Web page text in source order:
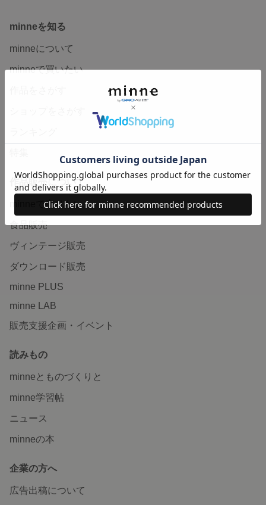
minneを知る
minneについて
minneで買いたい
作品販売について
minneで売りたい
食品販売
ヴィンテージ販売
ダウンロード販売
minne PLUS
minne LAB
販売支援企画・イベント
読みもの
minneとものづくりと
minne学習帖
ニュース
minneの本
企業の方へ
広告出稿について